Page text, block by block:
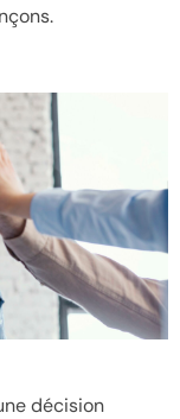
décision